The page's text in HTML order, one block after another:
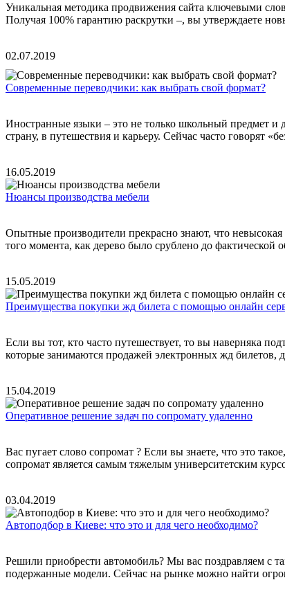
Уникальная методика продвижения сайта ключевыми
Получая 100% гарантию раскрутки –, вы утверждаете
02.07.2019
Современные переводчики: как выбрать свой формат?
Иностранные языки – это не только школьный предмет
страну, в путешествия и карьеру. Сейчас часто говорят
16.05.2019
Нюансы производства мебели
Опытные производители прекрасно знают, что
того момента, как дерево было срублено до
15.05.2019
Преимущества покупки жд билета с помощью онлайн
Если вы тот, кто часто путешествует, то вы наверняка
которые занимаются продажей электронных жд билетов,
15.04.2019
Оперативное решение задач по сопромату удаленно
Вас пугает слово сопромат ? Если вы знаете, что это
сопромат является самым тяжелым университетским
03.04.2019
Автоподбор в Киеве: что это и для чего необходимо?
Решили приобрести автомобиль? Мы вас поздравляем с
подержанные модели. Сейчас на рынке можно найти